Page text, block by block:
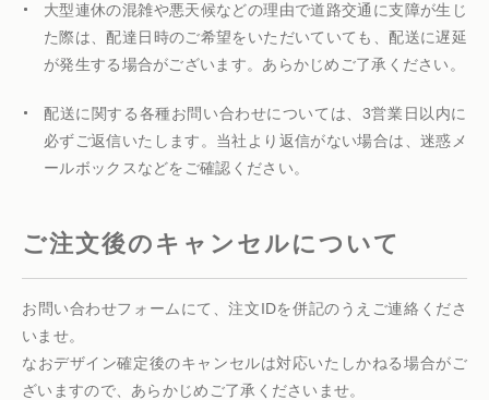
大型連休の混雑や悪天候などの理由で道路交通に支障が生じ
た際は、配達日時のご希望をいただいていても、配送に遅延
が発生する場合がございます。あらかじめご了承ください。
配送に関する各種お問い合わせについては、3営業日以内に
必ずご返信いたします。当社より返信がない場合は、迷惑メ
ールボックスなどをご確認ください。
ご注文後のキャンセルについて
お問い合わせフォームにて、注文IDを併記のうえご連絡くださ
いませ。
なおデザイン確定後のキャンセルは対応いたしかねる場合がご
ざいますので、あらかじめご了承くださいませ。